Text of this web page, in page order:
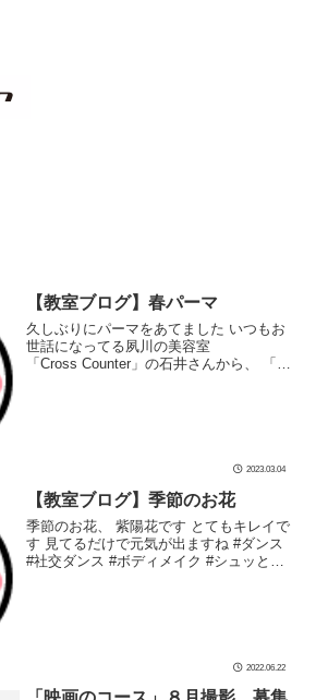
【教室ブログ】春パーマ
久しぶりにパーマをあてました いつもお
世話になってる夙川の美容室
「Cross Counter」の石井さんから、 「ス
2023.03.04
【教室ブログ】季節のお花
季節のお花、 紫陽花です とてもキレイで
す 見てるだけで元気が出ますね #ダンス
#社交ダンス #ボディメイク #シュッとれ
2022.06.22